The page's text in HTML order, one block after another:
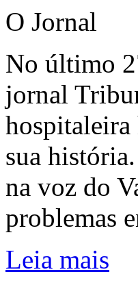
O Jornal
No último
jornal
hospitaleira
sua
na voz do
problemas
Leia mais